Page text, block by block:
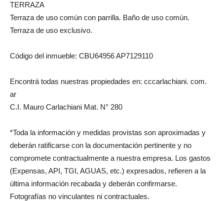
TERRAZA
Terraza de uso común con parrilla. Baño de uso común.
Terraza de uso exclusivo.
Código del inmueble: CBU64956 AP7129110
Encontrá todas nuestras propiedades en: cccarlachiani. com.
ar
C.I. Mauro Carlachiani Mat. N° 280
*Toda la información y medidas provistas son aproximadas y
deberán ratificarse con la documentación pertinente y no
compromete contractualmente a nuestra empresa. Los gastos
(Expensas, API, TGI, AGUAS, etc.) expresados, refieren a la
última información recabada y deberán confirmarse.
Fotografías no vinculantes ni contractuales.